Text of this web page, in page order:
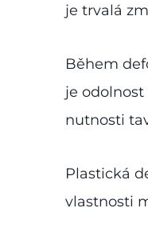
je trvalá
Během
je
nutnosti
Plastická
vlastnosti